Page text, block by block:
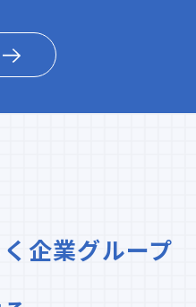
企業グループ